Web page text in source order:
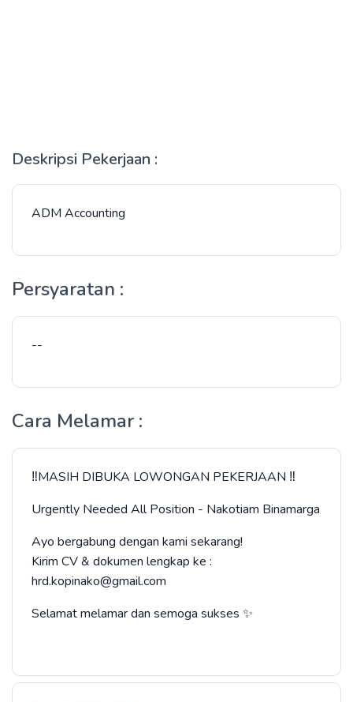
Deskripsi Pekerjaan :
ADM Accounting
Persyaratan :
--
Cara Melamar :
‼️MASIH DIBUKA LOWONGAN PEKERJAAN ‼️
Urgently Needed All Position - Nakotiam Binamarga
Ayo bergabung dengan kami sekarang!
Kirim CV & dokumen lengkap ke :
hrd.kopinako@gmail.com
Selamat melamar dan semoga sukses ✨